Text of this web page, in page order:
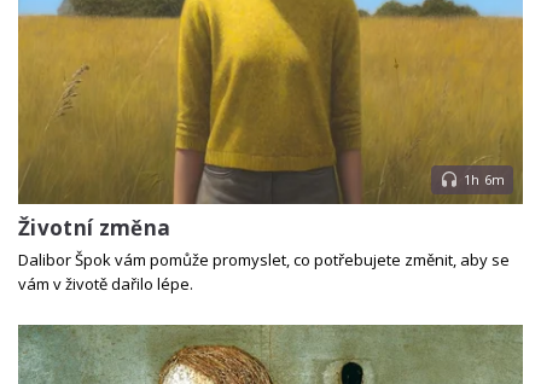
1h 6m
Životní změna
Dalibor Špok vám pomůže promyslet, co potřebujete změnit, aby se
vám v životě dařilo lépe.